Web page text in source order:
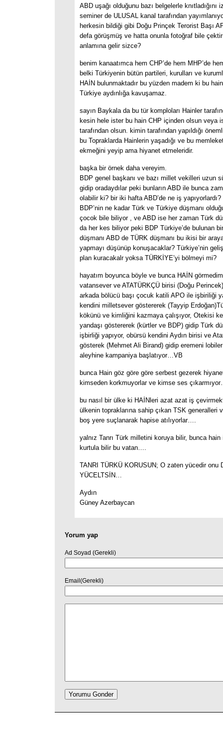
ABD uşağı olduğunu bazı belgelerle knıtladığını
seminer de ULUSAL kanal tarafından
herkesin bildiği gibi Doğu Prinçek Terorist Başı
defa görüşmüş ve hatta onunla fotoğraf bile
anlamına gelir sizce?
benim kanaatımca hem CHP’de hem MHP’de
belki Türkiyenin bütün partileri, kurulları ve
HAİN bulunmaktadır bu yüzden madem ki bu
Türkiye aydınlığa kavuşamaz.
sayın Baykala da bu tür komploları Hainler
kesin hele ister bu hain CHP içinden olsun veya
tarafından olsun. kimin tarafından yapıldığı
bu Topraklarda Hainlerin yaşadığı ve bu
ekmeğini yeyip ama hiyanet etmeleridir.
başka bir örnek daha vereyim.
BDP genel başkanı ve bazı millet vekilleri uzun
gidip oradaydılar peki bunların ABD ile bunca
olabilir ki? bir iki hafta ABD’de ne iş yapıyorlardı?
BDP’nin ne kadar Türk ve Türkiye düşmanı
çocok bile biliyor , ve ABD ise her zaman Türk
da her kes biliyor peki BDP Türkiye’de bulunan
düşmanı ABD de TÜRK düşmanı bu ikisi bir
yapmayı düşünüp konuşacaklar? Türkiye’nin
plan kuracakalr yoksa TÜRKİYE’yi bölmeyi mi?
hayatım boyunca böyle ve bunca HAİN
vatansever ve ATATÜRKÇÜ birisi (Doğu
arkada bölücü başı çocuk katili APO ile işbiriliği
kendini milletsever göstererek (Tayyip
kökünü ve kimliğini kazmaya çalışıyor, Otekisi
yandaşı göstererek (kürtler ve BDP) gidip Türk
işbirliği yapıyor, obürsü kendini Aydın birisi ve
gösterek (Mehmet Ali Birand) gidip eremeni
aleyhine kampaniya başlatıyor…VB
bunca Hain göz göre göre serbest gezerek
kimseden korkmuyorlar ve kimse ses
bu nasıl bir ülke ki HAİNleri azat azat iş
ülkenin topraklarına sahip çıkan TSK generalleri
boş yere suçlanarak hapise atılıyorlar….
yalnız Tanrı Türk milletini koruya bilir, bunca hain
kurtula bilir bu vatan….
TANRI TÜRKÜ KORUSUN; O zaten yücedir onu
YÜCELTSİN…
Aydın
Güney Azerbaycan
Yorum yap
Ad Soyad (Gerekli)
Email(Gerekli)